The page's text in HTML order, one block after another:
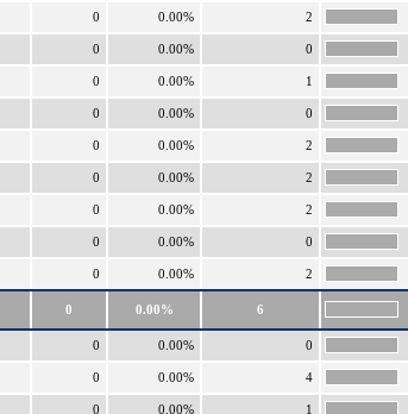
0 0.00% 2
0 0.00% 0
0 0.00% 1
0 0.00% 0
0 0.00% 2
0 0.00% 2
0 0.00% 2
0 0.00% 0
0 0.00% 2
0 0.00% 6
0 0.00% 0
0 0.00% 4
0 0.00% 1